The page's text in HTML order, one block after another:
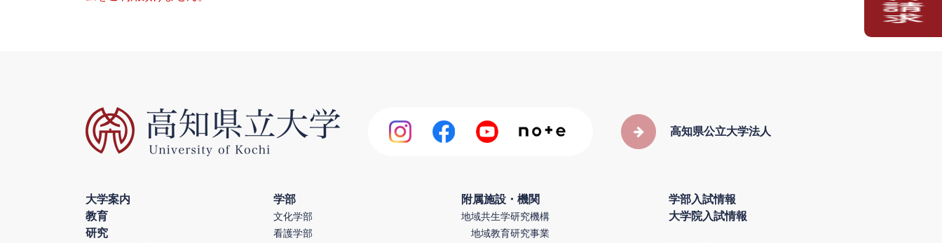
高知県公立大学法人
大学案内
教育
研究
学部
文化学部
看護学部
附属施設・機関
地域共生学研究機構
地域教育研究事業
学部入試情報
大学院入試情報